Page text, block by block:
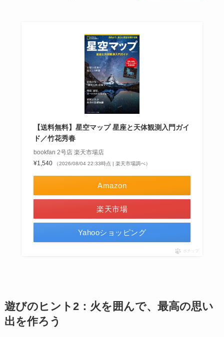
【送料無料】星空マップ 星座と天体観測入門ガイ
ド／竹花秀春
bookfan 2号店 楽天市場店
¥1,540
（2026/08/04 22:33時点 | 楽天市場調べ）
Amazon
楽天市場
Yahooショッピング
ポチップ
遊びのヒント2：火を囲んで、最高の思い
出を作ろう